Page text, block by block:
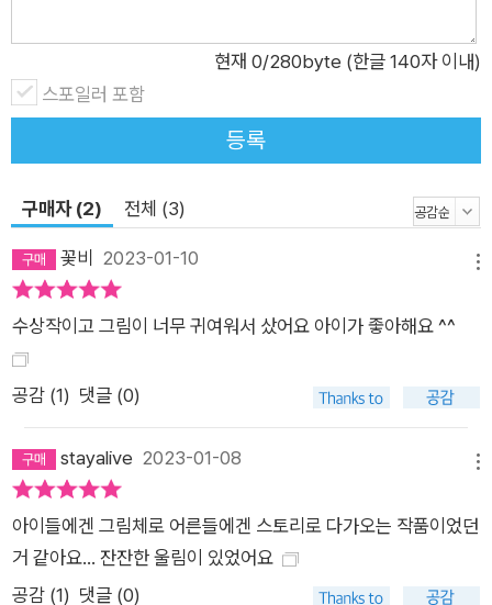
‘우리’를 향한 관심과 위로를 이 작품에 담았습니다. 고롱고롱 씨
의 하루는 물리적인 여느 하루로 보이지만 그 기억으로 재창조된
시간입니다. 숱한 하루 중 유독 와 닿은 일상의 모습, 느낌, 아기
의 행동, 양육자의 바람들을 방 한 칸 한 칸에 그려 넣어 집 안의
시간을 오밀조밀 만들었습니다. 그 안에는 힘겨움도 보이고 즐거
움도 보이고 치열함도 평온함도 있습니다. 얼마 만인지 모를 외출
시간에는 고롱고롱 하우스의 목소리, 마음의 소리가 잠시 사라지
고 바깥의 소리와 공기가 들어옵니다. 바다와 고롱고롱 씨가 각자
의 즐거움을 느끼는 동안 독자들은 그들의 감정을 읽어 보게 됩니
다. 줄곧 웃는 바다가 무얼 느끼고 있을까, ‘고롱고롱’ 소리에는
어떤 기분이 담겨 있을까 상상해 보면서요. 뾰로통한 고롱고롱 씨
아 이야기가 누군가에게 공감을 이끌고, 모두에게는 온 방을 짚어
가며 귀여운 사생활을 구경하는 재미를, 그리고 푸근한 고롱고롱
현재 0/280byte (한글 140자 이내)
스포일러 포함
등록
구매자 (2) 전체 (3)
꽃비 2023-01-10
수상작이고 그림이 너무 귀여워서 샀어요 아이가 좋아해요 ^^
공감 (1) 댓글 (0)
stayalive 2023-01-08
아이들에겐 그림체로 어른들에겐 스토리로 다가오는 작품이었던
거 같아요... 잔잔한 울림이 있었어요
공감 (1) 댓글 (0)